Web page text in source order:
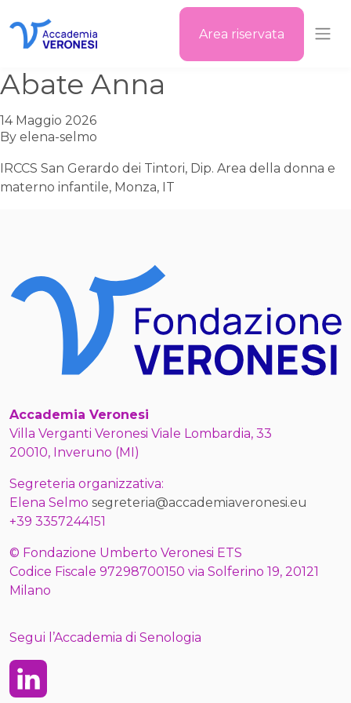
Area riservata
Abate Anna
14 Maggio 2026
By elena-selmo
IRCCS San Gerardo dei Tintori, Dip. Area della donna e
materno infantile, Monza, IT
Accademia Veronesi
Villa Verganti Veronesi Viale Lombardia, 33
20010, Inveruno (MI)
Segreteria organizzativa:
Elena Selmo segreteria@accademiaveronesi.eu
+39 3357244151
© Fondazione Umberto Veronesi ETS
Codice Fiscale 97298700150 via Solferino 19, 20121
Milano
Segui l’Accademia di Senologia
Linkedin